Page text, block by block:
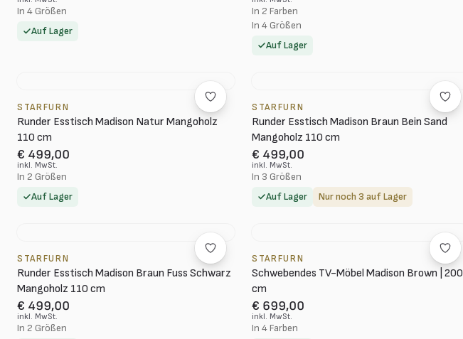
In 4 Größen
Auf Lager
In 2 Farben
In 4 Größen
Auf Lager
STARFURN
Runder Esstisch Madison Natur Mangoholz
110 cm
€ 499,00
inkl. MwSt.
In 2 Größen
Auf Lager
STARFURN
Runder Esstisch Madison Braun Bein Sand
Mangoholz 110 cm
€ 499,00
inkl. MwSt.
In 3 Größen
Auf Lager
Nur noch 3 auf Lager
STARFURN
Runder Esstisch Madison Braun Fuss Schwarz
Mangoholz 110 cm
€ 499,00
inkl. MwSt.
In 2 Größen
STARFURN
Schwebendes TV-Möbel Madison Brown | 200
cm
€ 699,00
inkl. MwSt.
In 4 Farben